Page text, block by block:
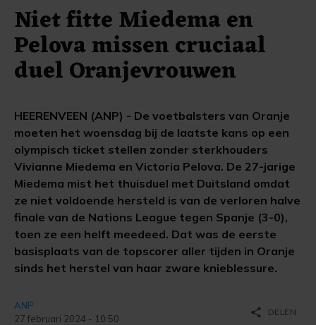
Niet fitte Miedema en
Pelova missen cruciaal
duel Oranjevrouwen
HEERENVEEN (ANP) - De voetbalsters van Oranje
moeten het woensdag bij de laatste kans op een
olympisch ticket stellen zonder sterkhouders
Vivianne Miedema en Victoria Pelova. De 27-jarige
Miedema mist het thuisduel met Duitsland omdat
ze niet voldoende hersteld is van de verloren halve
finale van de Nations League tegen Spanje (3-0),
toen ze een helft meedeed. Dat was de eerste
basisplaats van de topscorer aller tijden in Oranje
sinds het herstel van haar zware knieblessure.
ANP
27 februari 2024 - 10:50
share DELEN